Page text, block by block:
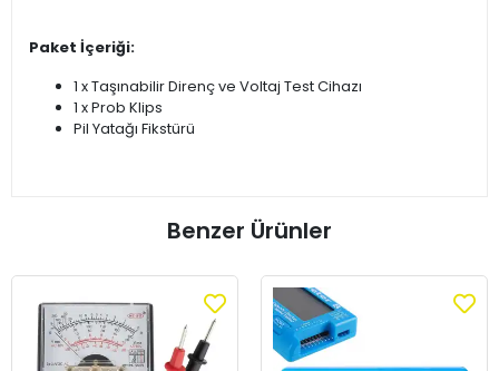
Paket İçeriği:
1 x Taşınabilir Direnç ve Voltaj Test Cihazı
1 x Prob Klips
Pil Yatağı Fikstürü
Benzer Ürünler